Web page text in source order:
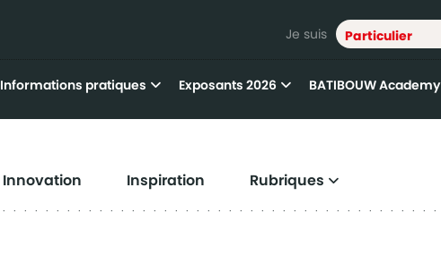
Je suis Particulier
Informations pratiques Exposants 2026 BATIBOUW Academy
Innovation Inspiration Rubriques